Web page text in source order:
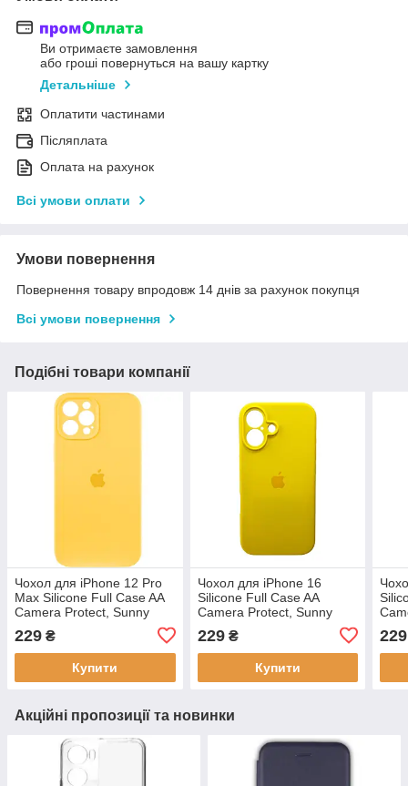
Ви отримаєте замовлення
або гроші повернуться на вашу картку
Детальніше
Оплатити частинами
Післяплата
Оплата на рахунок
Всі умови оплати
Умови повернення
Повернення товару впродовж 14 днів за рахунок покупця
Всі умови повернення
Подібні товари компанії
Чохол для iPhone 12 Pro
Max Silicone Full Case AA
Camera Protect, Sunny
Yellow, м'яка мікрофібра,
захист 360°
229 ₴
Купити
Чохол для iPhone 16
Silicone Full Case AA
Camera Protect, Sunny
м'яка мікрофібра
229₴
Купити
229
Акційні пропозиції та новинки